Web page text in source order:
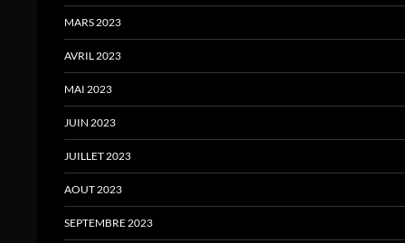
MARS 2023
AVRIL 2023
MAI 2023
JUIN 2023
JUILLET 2023
AOUT 2023
SEPTEMBRE 2023